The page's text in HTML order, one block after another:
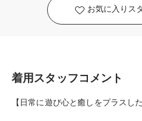
お気に入りス
着用スタッフコメント
【日常に遊び心と癒しをプラスし